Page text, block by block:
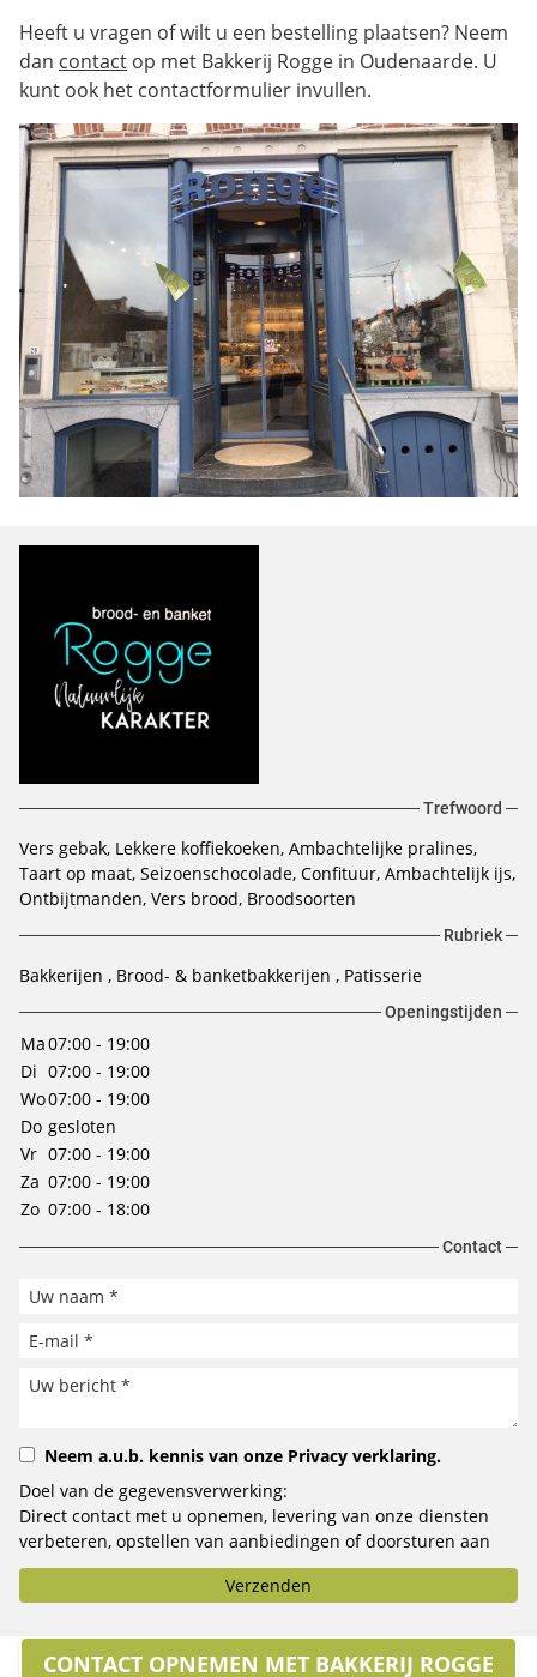
Heeft u vragen of wilt u een bestelling plaatsen? Neem
dan contact op met Bakkerij Rogge in Oudenaarde. U
kunt ook het contactformulier invullen.
Trefwoord
Vers gebak Lekkere koffiekoeken Ambachtelijke pralines
Taart op maat Seizoenschocolade Confituur Ambachtelijk ijs
Ontbijtmanden Vers brood Broodsoorten
Rubriek
Bakkerijen Brood- & banketbakkerijen Patisserie
Openingstijden
Ma07:00 - 19:00
Di 07:00 - 19:00
Wo07:00 - 19:00
Do gesloten
Vr 07:00 - 19:00
Za 07:00 - 19:00
Zo 07:00 - 18:00
Contact
Neem a.u.b. kennis van onze Privacy verklaring.
Doel van de gegevensverwerking:
Direct contact met u opnemen, levering van onze diensten
verbeteren, opstellen van aanbiedingen of doorsturen aan
het door u geselecteerde bedrijf.
Verzenden
CONTACT OPNEMEN MET BAKKERIJ ROGGE